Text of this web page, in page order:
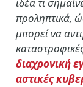
ιδέα τι
προληπτικά,
μπορεί να
διαχρονική
αστικές